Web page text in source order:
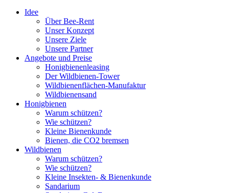
Idee
Über Bee-Rent
Unser Konzept
Unsere Ziele
Unsere Partner
Angebote und Preise
Honigbienenleasing
Der Wildbienen-Tower
Wildbienenflächen-Manufaktur
Wildbienensand
Honigbienen
Warum schützen?
Wie schützen?
Kleine Bienenkunde
Bienen, die CO2 bremsen
Wildbienen
Warum schützen?
Wie schützen?
Kleine Insekten- & Bienenkunde
Sandarium